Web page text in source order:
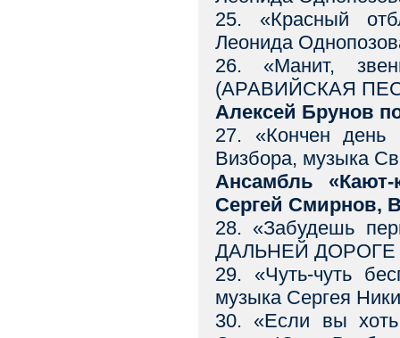
25. «Красный
Леонида
26. «Манит,
(АРАВИЙСКАЯ
Алексей Брунов
27. «Кончен
Визбора, музыка
Ансамбль «Кают-
Сергей Смирнов,
28. «Забудешь
ДАЛЬНЕЙ ДОРОГЕ
29. «Чуть-чуть
музыка Сергея
30. «Если вы